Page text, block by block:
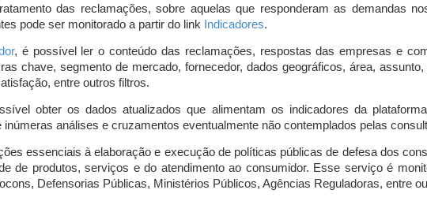
das reclamações, sobre aquelas que responderam as demandas
pode ser monitorado a partir do link
Indicadores.
, é possível ler o conteúdo das reclamações, respostas das empresas e
chave, segmento de mercado, fornecedor, dados geográficos, área,
entre outros filtros.
obter os dados atualizados que alimentam os indicadores da
análises e cruzamentos eventualmente não contemplados pelas
essenciais à elaboração e execução de políticas públicas de defesa dos
de produtos, serviços e do atendimento ao consumidor. Esse serviço é
Defensorias Públicas, Ministérios Públicos, Agências Reguladoras, entre